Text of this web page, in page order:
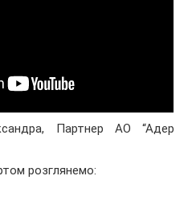
Партнер АО “Адер
розглянемо: